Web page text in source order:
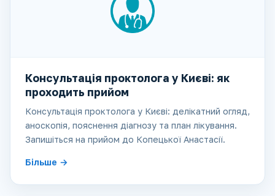
Консультація проктолога у Києві: як
проходить прийом
Консультація проктолога у Києві: делікатний огляд,
аноскопія, пояснення діагнозу та план лікування.
Запишіться на прийом до Копецької Анастасії.
Більше